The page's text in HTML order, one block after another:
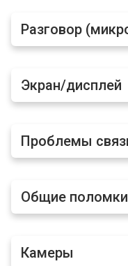
Разговор
Экран/дисплей
Проблемы
Общие поломки
Камеры